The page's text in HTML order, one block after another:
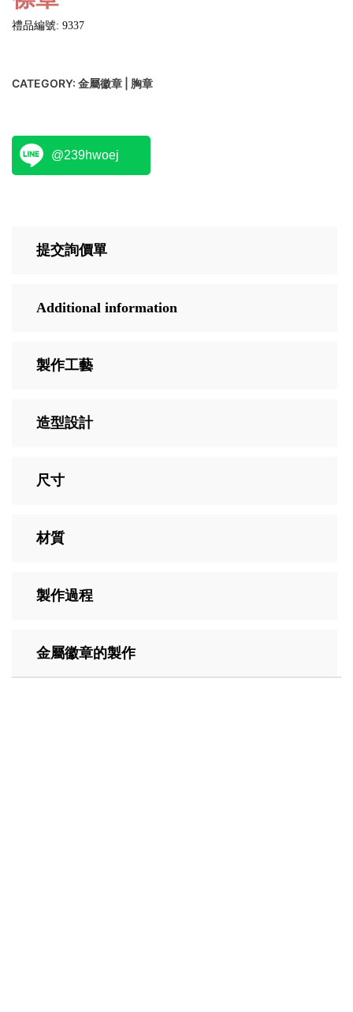
禮品編號: 9337
CATEGORY: 金屬徽章 | 胸章
@239hwoej
提交詢價單
Additional information
製作工藝
造型設計
尺寸
材質
製作過程
金屬徽章的製作